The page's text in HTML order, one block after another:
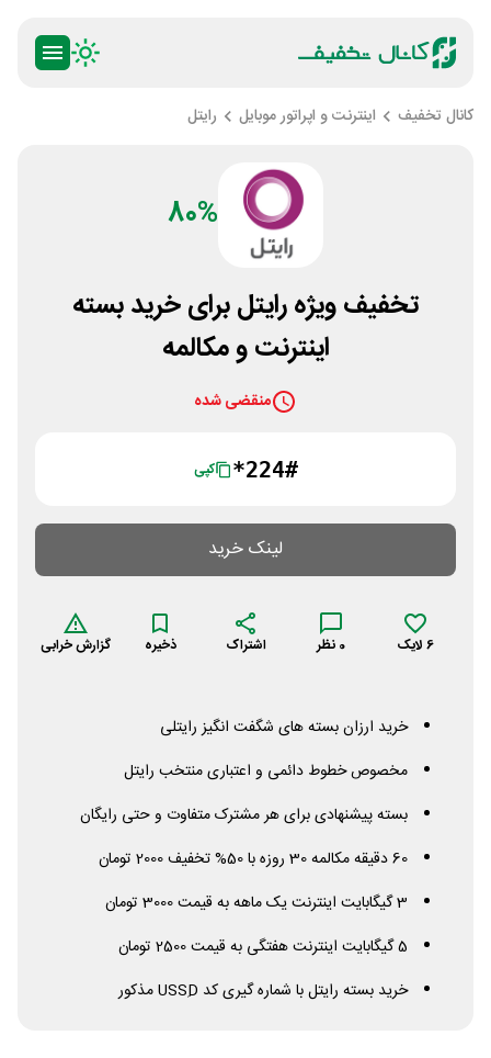
کانال تخفیف اینترنت و اپراتور موبایل رایتل
80%
تخفیف ویژه رایتل برای خرید بسته
اینترنت و مکالمه
منقضی شده
*224# کپی
لینک خرید
6 لایک 0 نظر اشتراک ذخیره گزارش خرابی
خرید ارزان بسته های شگفت انگیز رایتلی
مخصوص خطوط دائمی و اعتباری منتخب رایتل
بسته پیشنهادی برای هر مشترک متفاوت و حتی رایگان
60 دقیقه مکالمه 30 روزه با 50% تخفیف 2000 تومان
3 گیگابایت اینترنت یک ماهه به قیمت 3000 تومان
5 گیگابایت اینترنت هفتگی به قیمت 2500 تومان
خرید بسته رایتل با شماره گیری کد USSِD مذکور